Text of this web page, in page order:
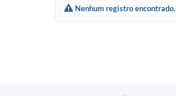
Nenhum registro encontrado.